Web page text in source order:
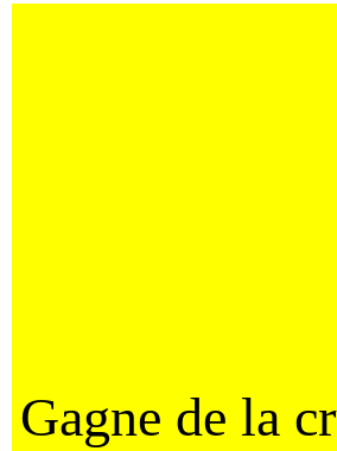
Gagne de la